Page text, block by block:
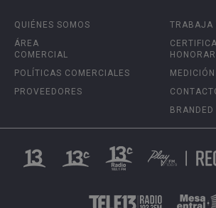
QUIÉNES SOMOS
ÁREA
COMERCIAL
POLÍTICAS COMERCIALES
PROVEEDORES
TRABAJA